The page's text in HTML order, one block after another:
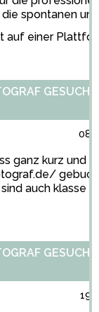
die spontanen
auf einer
GESUCHT
08/
ganz kurz und
auch klasse
GESUCHT
19/